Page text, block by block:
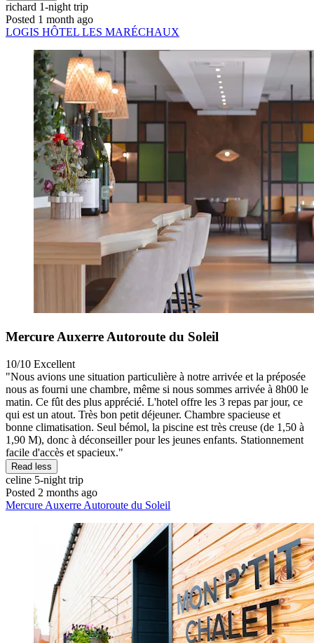
richard 1-night trip
Posted 1 month ago
LOGIS HÔTEL LES MARÉCHAUX
Mercure Auxerre Autoroute du Soleil
10/10 Excellent
"Nous avions une situation particulière à notre arrivée et la préposée
nous as fourni une chambre, même si nous sommes arrivée à 8h00 le
matin. Ce fût des plus apprécié. L'hotel offre les 3 repas par jour, ce
qui est un atout. Très bon petit déjeuner. Chambre spacieuse et
bonne climatisation. Seul bémol, la piscine est très creuse (de 1,50 à
1,90 M), donc à déconseiller pour les jeunes enfants. Stationnement
facile d'accès et spacieux."
Read less
celine 5-night trip
Posted 2 months ago
Mercure Auxerre Autoroute du Soleil